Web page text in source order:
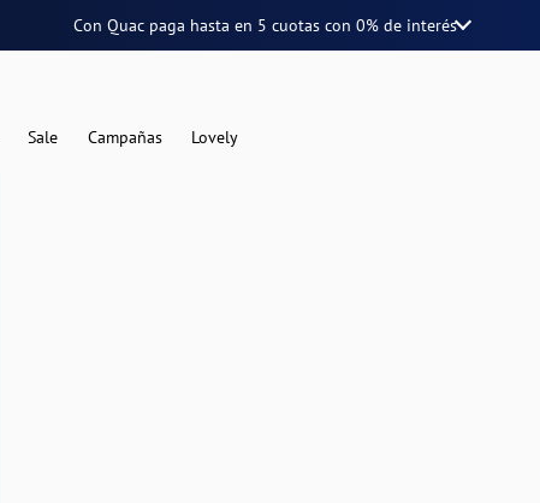
Con Quac paga hasta en 5 cuotascon 0% de interés
Sale Campañas Lovely